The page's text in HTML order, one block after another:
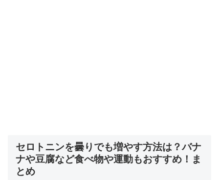
セロトニンを曇りでも増やす方法は？バナ
ナや豆腐など食べ物や運動もおすすめ！ま
とめ